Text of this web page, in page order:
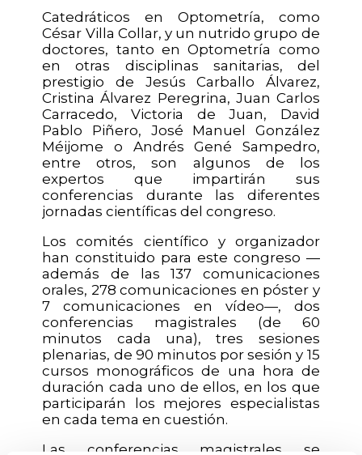
Catedráticos en Optometría, como
César Villa Collar, y un nutrido grupo de
doctores, tanto en Optometría como
en otras disciplinas sanitarias, del
prestigio de Jesús Carballo Álvarez,
Cristina Álvarez Peregrina, Juan Carlos
Carracedo, Victoria de Juan, David
Pablo Piñero, José Manuel González
Méijome o Andrés Gené Sampedro,
entre otros, son algunos de los
expertos que impartirán sus
conferencias durante las diferentes
jornadas científicas del congreso.
Los comités científico y organizador
han constituido para este congreso —
además de las 137 comunicaciones
orales, 278 comunicaciones en póster y
7 comunicaciones en vídeo—, dos
conferencias magistrales (de 60
minutos cada una), tres sesiones
plenarias, de 90 minutos por sesión y 15
cursos monográficos de una hora de
duración cada uno de ellos, en los que
participarán los mejores especialistas
en cada tema en cuestión.
Las conferencias magistrales se